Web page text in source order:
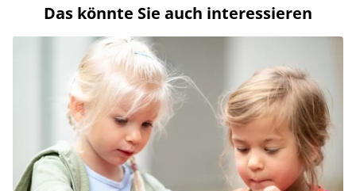
Das könnte Sie auch interessieren